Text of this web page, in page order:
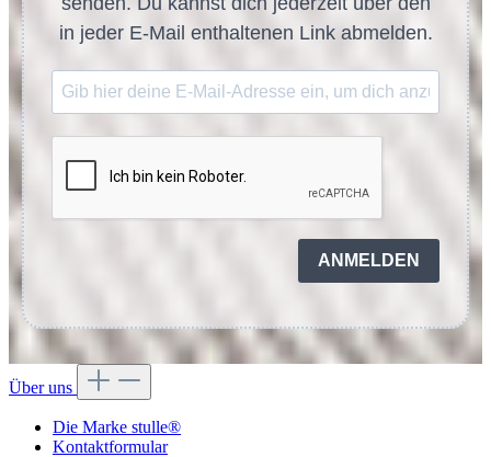
in jeder E-Mail enthaltenen Link abmelden.
ANMELDEN
Über uns
Die Marke stulle®
Kontaktformular